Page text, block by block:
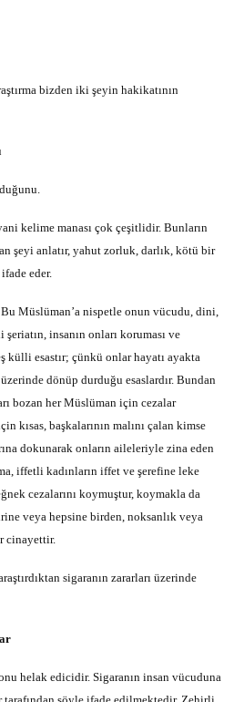
bizden iki şeyin hakikatının
kelime manası çok çeşitlidir. Bunların
şeyi anlatır, yahut zorluk, darlık, kötü bir
eder.
Müslüman’a nispetle onun vücudu, dini,
şeriatın, insanın onları koruması ve
külli esastır; çünkü onlar hayatı ayakta
dönüp durduğu esaslardır. Bundan
bozan her Müslüman için cezalar
kısas, başkalarının malını çalan kimse
dokunarak onların aileleriyle zina eden
iffetli kadınların iffet ve şerefine leke
cezalarını koymuştur, koymakla da
veya hepsine birden, noksanlık veya
cinayettir.
sigaranın zararları üzerinde
helak edicidir. Sigaranın insan vücuduna
tarafından şöyle ifade edilmektedir. Zehirli